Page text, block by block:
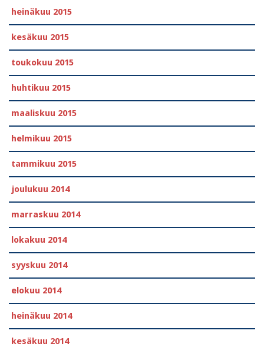
heinäkuu 2015
kesäkuu 2015
toukokuu 2015
huhtikuu 2015
maaliskuu 2015
helmikuu 2015
tammikuu 2015
joulukuu 2014
marraskuu 2014
lokakuu 2014
syyskuu 2014
elokuu 2014
heinäkuu 2014
kesäkuu 2014